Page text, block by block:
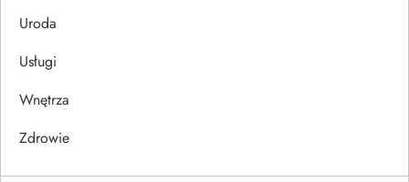
Uroda
Usługi
Wnętrza
Zdrowie